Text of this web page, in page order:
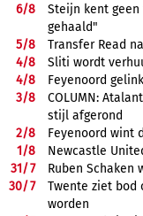
6/8
Steijn kent
gehaald"
5/8
Transfer Read
4/8
Sliti wordt
4/8
Feyenoord
3/8
COLUMN:
stijl afgerond
2/8
Feyenoord wint
1/8
Newcastle
31/7
Ruben Schaken
30/7
Twente ziet bod
worden